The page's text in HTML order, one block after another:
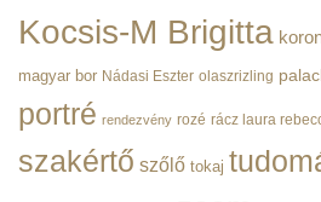
Kocsis-M Brigitta
magyar bor Nádasi Eszter olaszrizling
portré rendezvény rozé rácz laura
szakértő szőlő tokaj